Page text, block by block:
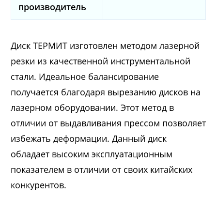
производитель
Диск ТЕРМИТ изготовлен методом лазерной
резки из качественной инструментальной
стали. Идеальное балансирование
получается благодаря вырезанию дисков на
лазерном оборудовании. Этот метод в
отличии от выдавливания прессом позволяет
избежать деформации. Данный диск
обладает высоким эксплуатационным
показателем в отличии от своих китайских
конкурентов.